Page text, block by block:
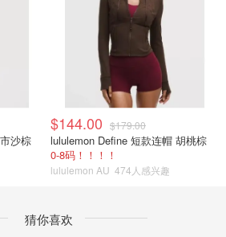
沙棕
$144.00 $179.00
lululemon Define 短款连帽 胡桃棕
0-8码！！！！
lululemon AU 474人感兴趣
猜你喜欢